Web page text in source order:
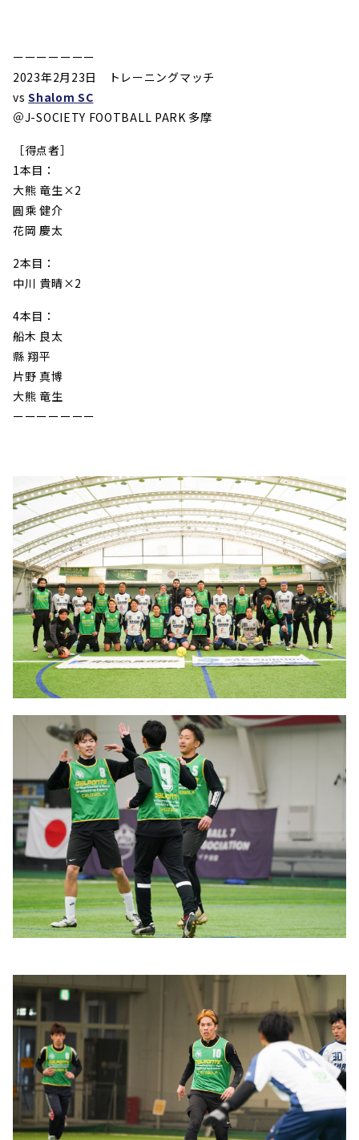
ーーーーーーー
2023年2月23日 トレーニングマッチ
vs Shalom SC
＠J-SOCIETY FOOTBALL PARK 多摩
［得点者］
1本目：
大熊 竜生×2
圓乘 健介
花岡 慶太
2本目：
中川 貴晴×2
4本目：
船木 良太
縣 翔平
片野 真博
大熊 竜生
ーーーーーーー